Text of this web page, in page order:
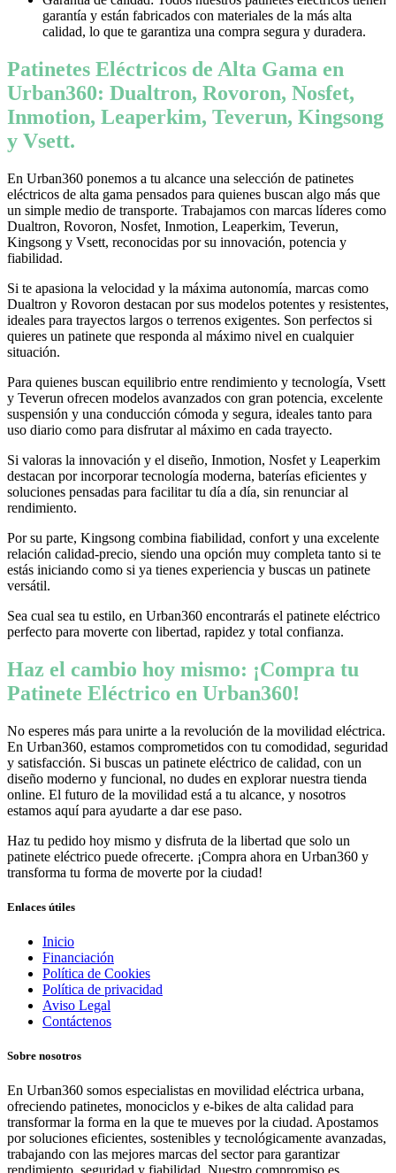
garantía y están fabricados con materiales de la más alta
calidad, lo que te garantiza una compra segura y duradera.
Patinetes Eléctricos de Alta Gama en
Urban360: Dualtron, Rovoron, Nosfet,
Inmotion, Leaperkim, Teverun, Kingsong
y Vsett.
En Urban360 ponemos a tu alcance una selección de patinetes
eléctricos de alta gama pensados para quienes buscan algo más que
un simple medio de transporte. Trabajamos con marcas líderes como
Dualtron, Rovoron, Nosfet, Inmotion, Leaperkim, Teverun,
Kingsong y Vsett, reconocidas por su innovación, potencia y
fiabilidad.
Si te apasiona la velocidad y la máxima autonomía, marcas como
Dualtron y Rovoron destacan por sus modelos potentes y resistentes,
ideales para trayectos largos o terrenos exigentes. Son perfectos si
quieres un patinete que responda al máximo nivel en cualquier
situación.
Para quienes buscan equilibrio entre rendimiento y tecnología, Vsett
y Teverun ofrecen modelos avanzados con gran potencia, excelente
suspensión y una conducción cómoda y segura, ideales tanto para
uso diario como para disfrutar al máximo en cada trayecto.
Si valoras la innovación y el diseño, Inmotion, Nosfet y Leaperkim
destacan por incorporar tecnología moderna, baterías eficientes y
soluciones pensadas para facilitar tu día a día, sin renunciar al
rendimiento.
Por su parte, Kingsong combina fiabilidad, confort y una excelente
relación calidad-precio, siendo una opción muy completa tanto si te
estás iniciando como si ya tienes experiencia y buscas un patinete
versátil.
Sea cual sea tu estilo, en Urban360 encontrarás el patinete eléctrico
perfecto para moverte con libertad, rapidez y total confianza.
Haz el cambio hoy mismo: ¡Compra tu
Patinete Eléctrico en Urban360!
No esperes más para unirte a la revolución de la movilidad eléctrica.
En Urban360, estamos comprometidos con tu comodidad, seguridad
y satisfacción. Si buscas un patinete eléctrico de calidad, con un
diseño moderno y funcional, no dudes en explorar nuestra tienda
online. El futuro de la movilidad está a tu alcance, y nosotros
estamos aquí para ayudarte a dar ese paso.
Haz tu pedido hoy mismo y disfruta de la libertad que solo un
patinete eléctrico puede ofrecerte. ¡Compra ahora en Urban360 y
transforma tu forma de moverte por la ciudad!
Enlaces útiles
Inicio
Financiación
Política de Cookies
Política de privacidad
Aviso Legal
Contáctenos
Sobre nosotros
En Urban360 somos especialistas en movilidad eléctrica urbana,
ofreciendo patinetes, monociclos y e-bikes de alta calidad para
transformar la forma en la que te mueves por la ciudad. Apostamos
por soluciones eficientes, sostenibles y tecnológicamente avanzadas,
trabajando con las mejores marcas del sector para garantizar